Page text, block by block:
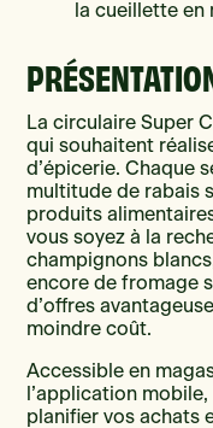
la cueillette en
La circulaire Super
qui souhaitent
d’épicerie. Chaque
multitude de rabais
produits
vous soyez à la
champignons
encore de fromage
d’offres
moindre coût.
Accessible en
l’application
planifier vos achats